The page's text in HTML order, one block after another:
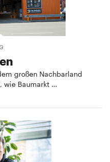
großen Nachbarland
wie Baumarkt …